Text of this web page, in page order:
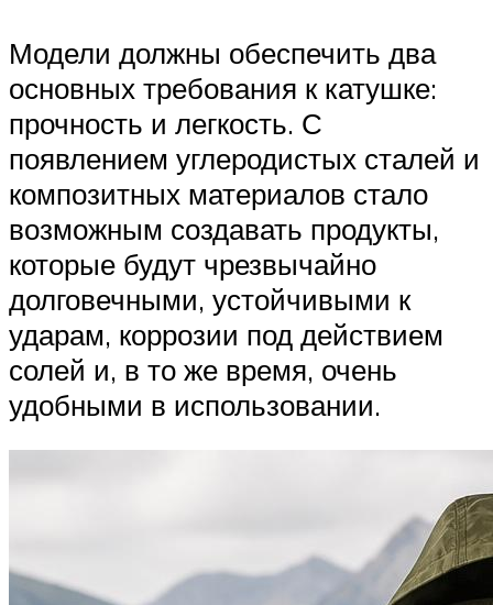
Модели должны обеспечить два
основных требования к катушке:
прочность и легкость. С
появлением углеродистых сталей и
композитных материалов стало
возможным создавать продукты,
которые будут чрезвычайно
долговечными, устойчивыми к
ударам, коррозии под действием
солей и, в то же время, очень
удобными в использовании.